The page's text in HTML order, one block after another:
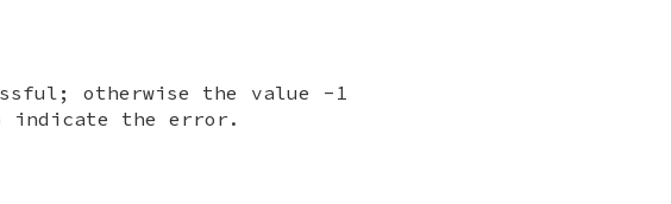
otherwise the value -1
the error.